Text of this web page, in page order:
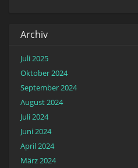
Archiv
Juli 2025
Oktober 2024
September 2024
August 2024
Juli 2024
Juni 2024
April 2024
März 2024